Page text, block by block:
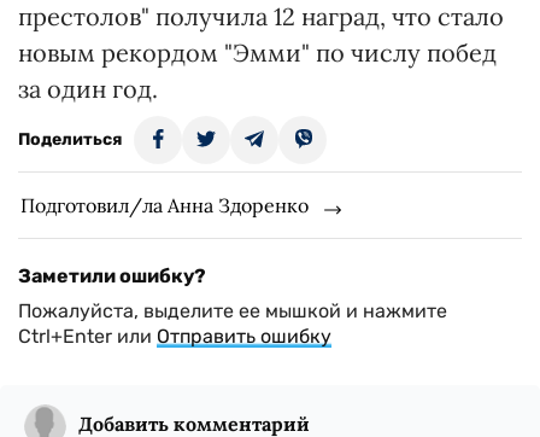
престолов" получила 12 наград, что стало
новым рекордом "Эмми" по числу побед
за один год.
Поделиться
Подготовил/ла Анна Здоренко
Заметили ошибку?
Пожалуйста, выделите ее мышкой и нажмите
Ctrl+Enter или Отправить ошибку
Добавить комментарий